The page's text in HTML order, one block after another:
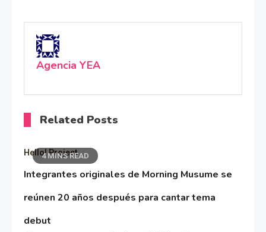
Agencia YEA
Related Posts
4 MINS READ
Hello! Project
Integrantes originales de Morning Musume se
reúnen 20 años después para cantar tema
debut